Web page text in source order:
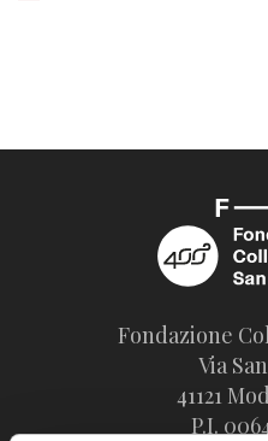
Fondazione
Via
41121
P.I.